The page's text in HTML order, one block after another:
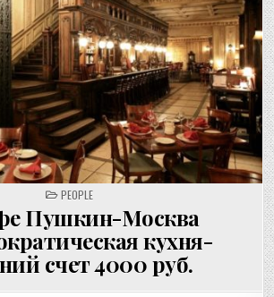
POSTED
IN
PEOPLE
Пушкин-Москва
кухня-
счет 4000 руб.